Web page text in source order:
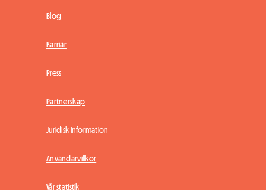
Blog
Karriär
Press
Partnerskap
Juridisk information
Användarvillkor
Vår statistik